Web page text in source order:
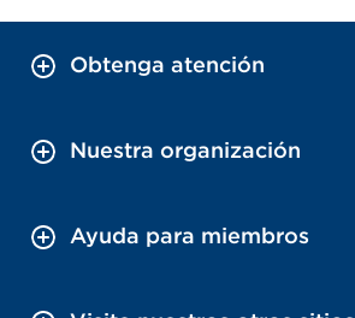
Obtenga atención
Nuestra organización
Ayuda para miembros